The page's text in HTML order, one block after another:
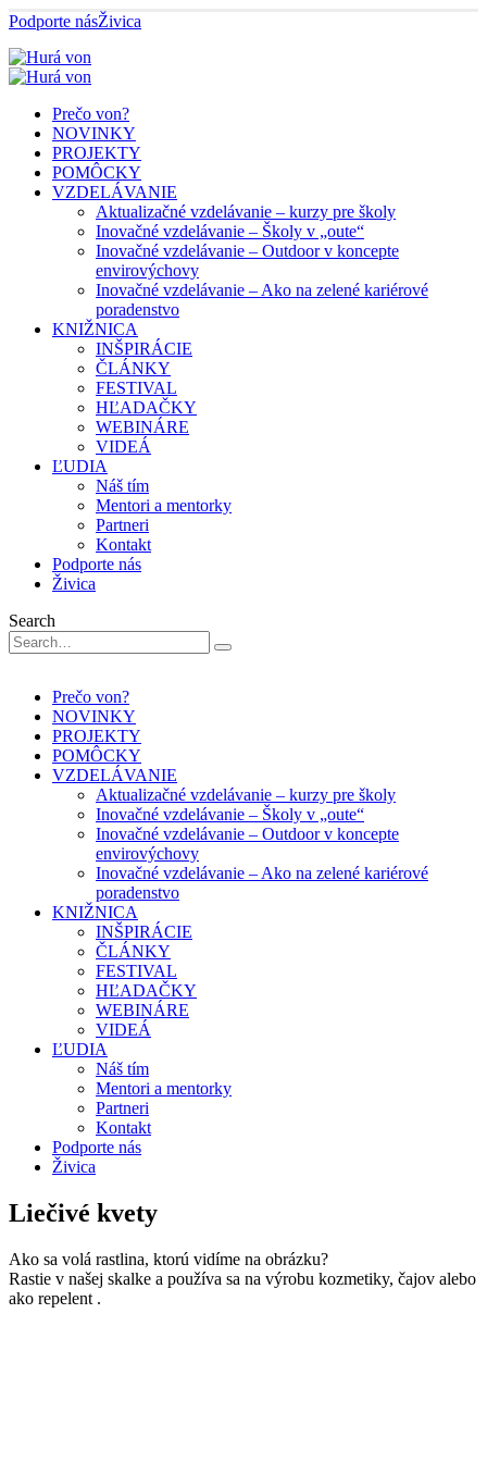
Podporte násŽivica
Prečo von?
NOVINKY
PROJEKTY
POMÔCKY
VZDELÁVANIE
Aktualizačné vzdelávanie – kurzy pre školy
Inovačné vzdelávanie – Školy v „oute“
Inovačné vzdelávanie – Outdoor v koncepte
envirovýchovy
Inovačné vzdelávanie – Ako na zelené kariérové
poradenstvo
KNIŽNICA
INŠPIRÁCIE
ČLÁNKY
FESTIVAL
HĽADAČKY
WEBINÁRE
VIDEÁ
ĽUDIA
Náš tím
Mentori a mentorky
Partneri
Kontakt
Podporte nás
Živica
Search
Prečo von?
NOVINKY
PROJEKTY
POMÔCKY
VZDELÁVANIE
Aktualizačné vzdelávanie – kurzy pre školy
Inovačné vzdelávanie – Školy v „oute“
Inovačné vzdelávanie – Outdoor v koncepte
envirovýchovy
Inovačné vzdelávanie – Ako na zelené kariérové
poradenstvo
KNIŽNICA
INŠPIRÁCIE
ČLÁNKY
FESTIVAL
HĽADAČKY
WEBINÁRE
VIDEÁ
ĽUDIA
Náš tím
Mentori a mentorky
Partneri
Kontakt
Podporte nás
Živica
Liečivé kvety
Ako sa volá rastlina, ktorú vidíme na obrázku?
Rastie v našej skalke a používa sa na výrobu kozmetiky, čajov alebo
ako repelent .